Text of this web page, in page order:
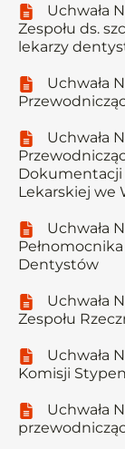
Uchwała
Zespołu ds.
lekarzy
Uchwała
Uchwała
Dokumentacji
Lekarskiej we
Uchwała
Dentystów
Uchwała
Zespołu
Uchwała
Komisji
Uchwała